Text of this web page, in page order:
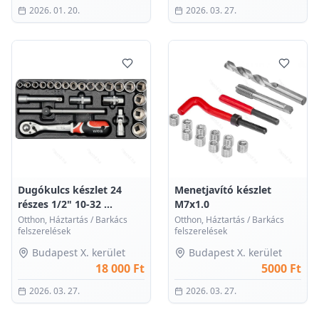
2026. 01. 20. 2026. 03. 27.
Dugókulcs készlet 24
részes 1/2" 10-32 …
Otthon, Háztartás / Barkács
felszerelések
Budapest X. kerület
18 000 Ft
2026. 03. 27.
Menetjavító készlet
M7x1.0
Otthon, Háztartás / Barkács
felszerelések
Budapest X. kerület
5000 Ft
2026. 03. 27.